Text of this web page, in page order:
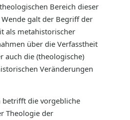
Bereich dieser
galt der Begriff der
als metahistorischer
über die Verfasstheit
auch die (theologische)
Veränderungen
betrifft die vorgebliche
Theologie der